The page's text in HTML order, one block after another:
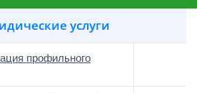
услуги
профильного